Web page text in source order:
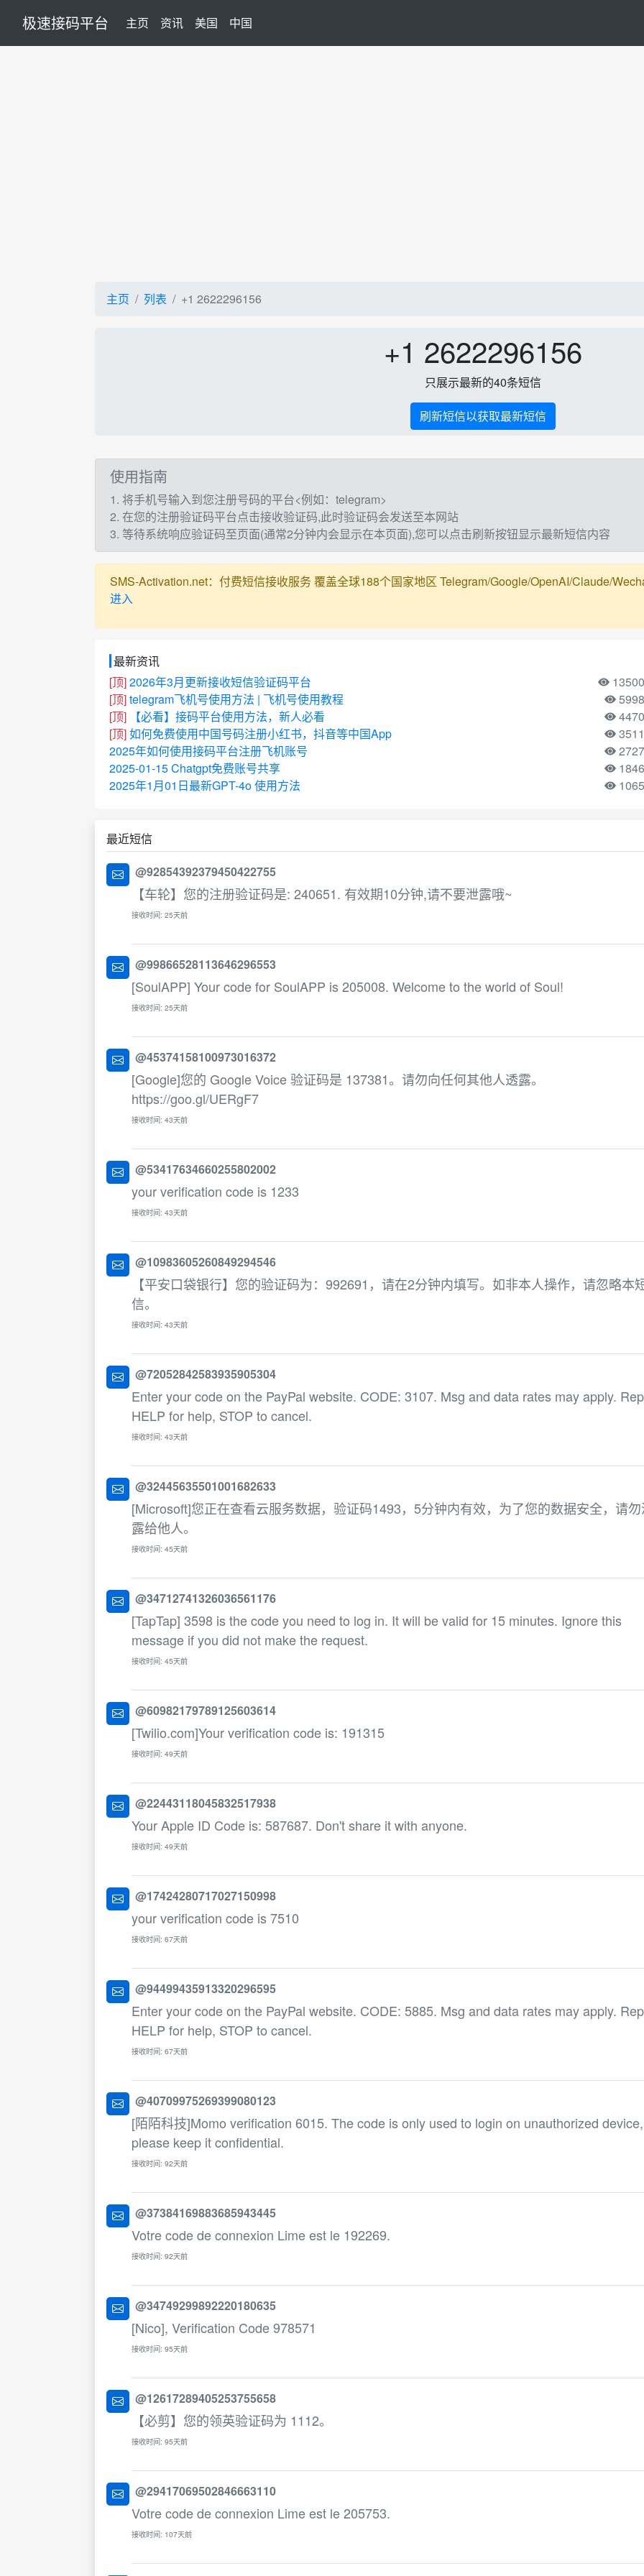
极速接码平台 主页 (current)
资讯 美国 中国
主页 列表 +1 2622296156
+1 2622296156
只展示最新的40条短信
刷新短信以获取最新短信
使用指南
1. 将手机号输入到您注册号码的平台<例如：telegram>
2. 在您的注册验证码平台点击接收验证码,此时验证码会发送至本网站
3. 等待系统响应验证码至页面(通常2分钟内会显示在本页面),您可以点击刷新按钮显示最新短信内容
SMS-Activation.net：付费短信接收服务 覆盖全球188个国家地区 Telegram/Google/OpenAI/Claude/
进入
最新资讯
[顶]2026年3月更新接收短信验证码平台
[顶]telegram飞机号使用方法 | 飞机号使用教程
[顶]
【必看】接码平台使用方法，新人必看
[顶]如何免费使用中国号码注册小红书，抖音等中国App
2025年如何使用接码平台注册飞机账号
2025-01-15 Chatgpt免费账号共享
2025年1月01日最新GPT-4o 使用方法
最近短信
@92854392379450422755
【车轮】您的注册验证码是: 240651. 有效期10分钟,请不要泄露哦~
接收时间: 25天前
@99866528113646296553
[SoulAPP] Your code for SoulAPP is 205008. Welcome to the world of Soul!
接收时间: 25天前
@45374158100973016372
[Google]您的 Google Voice 验证码是 137381。请勿向任何其他人透露。
https://goo.gl/UERgF7
接收时间: 43天前
@53417634660255802002
your verification code is 1233
接收时间: 43天前
@10983605260849294546
【平安口袋银行】您的验证码为：992691，请在2分钟内填写。如非本人操作，请忽略本
信。
接收时间: 43天前
@72052842583935905304
Enter your code on the PayPal website. CODE: 3107. Msg and data rates may apply.
HELP for help, STOP to cancel.
接收时间: 43天前
@32445635501001682633
[Microsoft]您正在查看云服务数据，验证码1493，5分钟内有效，为了您的数据安全，请
露给他人。
接收时间: 45天前
@34712741326036561176
[TapTap] 3598 is the code you need to log in. It will be valid for 15 minutes. Ignore this
message if you did not make the request.
接收时间: 45天前
@60982179789125603614
[Twilio.com]Your verification code is: 191315
接收时间: 49天前
@22443118045832517938
Your Apple ID Code is: 587687. Don't share it with anyone.
接收时间: 49天前
@17424280717027150998
your verification code is 7510
接收时间: 67天前
@94499435913320296595
Enter your code on the PayPal website. CODE: 5885. Msg and data rates may apply.
HELP for help, STOP to cancel.
接收时间: 67天前
@40709975269399080123
[陌陌科技]Momo verification 6015. The code is only used to login on unauthorized device,
please keep it confidential.
接收时间: 92天前
@37384169883685943445
Votre code de connexion Lime est le 192269.
接收时间: 92天前
@34749299892220180635
[Nico], Verification Code 978571
接收时间: 95天前
@12617289405253755658
【必剪】您的领英验证码为 1112。
接收时间: 95天前
@29417069502846663110
Votre code de connexion Lime est le 205753.
接收时间: 107天前